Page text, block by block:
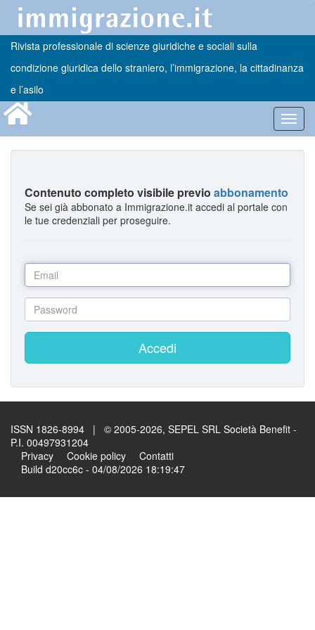
Rivista professionale di scienze giuridiche e sociali sulla
condizione giuridica dello straniero, l’immigrazione, la cittadinanza
e l’asilo
Contenuto completo visibile previo abbonamento
Se sei già abbonato a Immigrazione.it accedi al portale con
le tue credenziali per proseguire.
Accedi
ISSN 1826-8994 | © 2005-2026, SEPEL SRL Società Benefit -
P.I. 00497931204
Privacy
Cookie policy
Contatti
Build d20cc6c - 04/08/2026 18:19:47